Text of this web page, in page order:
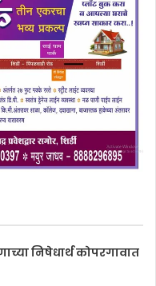
निषेधार्थ कोपरगावात